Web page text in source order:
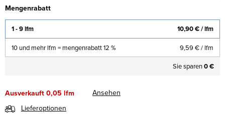
Mengenrabatt
1 - 9 lfm 10,90 €/ lfm
10 und mehr lfm = mengenrabatt 12 % 9,59 €/ lfm
Sie sparen0 €
Ausverkauft0,05 lfm
Ansehen
Lieferoptionen